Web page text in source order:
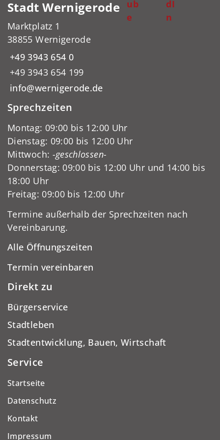
ub
e
dI
n
Stadt Wernigerode
Marktplatz 1
38855 Wernigerode
+49 3943 654 0
+49 3943 654 199
info@wernigerode.de
Sprechzeiten
Montag: 09:00 bis 12:00 Uhr
Dienstag: 09:00 bis 12:00 Uhr
Mittwoch: -geschlossen-
Donnerstag: 09:00 bis 12:00 Uhr und 14:00 bis
18:00 Uhr
Freitag: 09:00 bis 12:00 Uhr
Termine außerhalb der Sprechzeiten nach
Vereinbarung.
Alle Öffnungszeiten
Termin vereinbaren
Direkt zu
Bürgerservice
Stadtleben
Stadtentwicklung, Bauen, Wirtschaft
Service
Startseite
Datenschutz
Kontakt
Impressum